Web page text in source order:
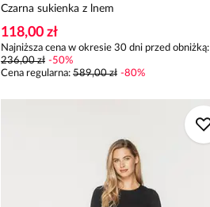
Czarna sukienka z lnem
118,00 zł
Najniższa cena w okresie 30 dni przed obniżką:
236,00 zł -50%
Cena regularna: 589,00 zł -80%